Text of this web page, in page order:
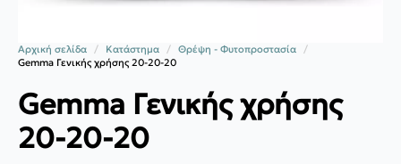
Αρχική σελίδα Κατάστημα
Θρέψη - Φυτοπροστασία
Gemma Γενικής χρήσης 20-20-20
Gemma Γενικής χρήσης
20-20-20